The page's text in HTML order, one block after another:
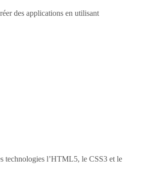
des applications en utilisant
technologies l’HTML5, le CSS3 et le